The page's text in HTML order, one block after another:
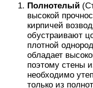
Полнотелый
высокой
кирпичей
обустраивают
плотной
обладает
поэтому стены
необходимо
только из